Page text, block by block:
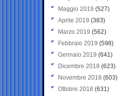
Maggio 2019 (527)
Aprile 2019 (383)
Marzo 2019 (562)
Febbraio 2019 (598)
Gennaio 2019 (641)
Dicembre 2018 (623)
Novembre 2018 (603)
Ottobre 2018 (631)